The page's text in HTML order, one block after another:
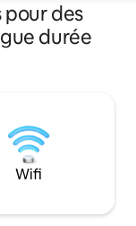
des
durée
Wifi